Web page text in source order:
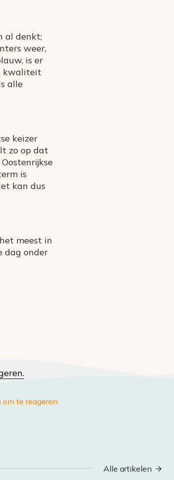
al denkt;
weer,
is er
kwaliteit
alle
keizer
zo op dat
is
kan dus
meest in
dag onder
om te reageren
Alle artikelen